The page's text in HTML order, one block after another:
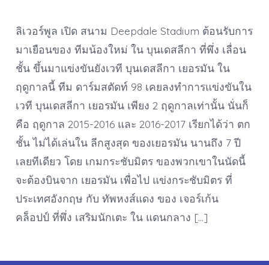
ลิเวอร์พูล เปิด สนาม Deepdale Stadium ต้อนรับการ
มาเยือนของ ทีมน้องใหม่ ใน บุนเดสลีกา ที่พึ่ง เลื่อน
ชั้น ขึ้นมาแข่งขันยังเวที บุนเดสลีกา เยอรมัน ใน
ฤดูกาลนี้ ทีม ดาร์มสตัดท์ 98 เคยลงทำการแข่งขันใน
เวที บุนเดสลีกา เยอรมัน เพียง 2 ฤดูกาลเท่านั้น นั่นก็
คือ ฤดูกาล 2015-2016 และ 2016-2017 เรียกได้ว่า ตก
ชั้น ไม่ได้เล่นใน ลีกสูงสุด ของเยอรมัน นานถึง 7 ปี
เลยทีเดียว โดย เกมกระชับมิตร ของพวกเขาในนัดนี้
จะต้องบินจาก เยอรมัน เพื่อไป แข่งกระชับมิตร ที่
ประเทศอังกฤษ กับ ทัพหงส์แดง ของ เจอร์เก้น
คล็อปป์ ที่พึ่ง เสริมนักเตะ ใน แดนกลาง […]